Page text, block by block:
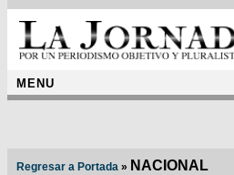
MENU
Regresar a Portada » NACIONAL